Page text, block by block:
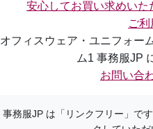
安心してお買い求めいた
ご利
オフィスウェア・ユニフォー
ム1 事務服JP
お問い合
事務服JP は「リンクフリー」で